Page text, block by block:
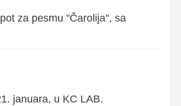
za pesmu "Čarolija", sa
januara, u KC LAB.